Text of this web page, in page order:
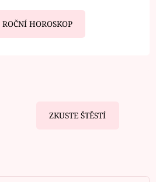
ROČNÍ HOROSKOP
ZKUSTE ŠTĚSTÍ